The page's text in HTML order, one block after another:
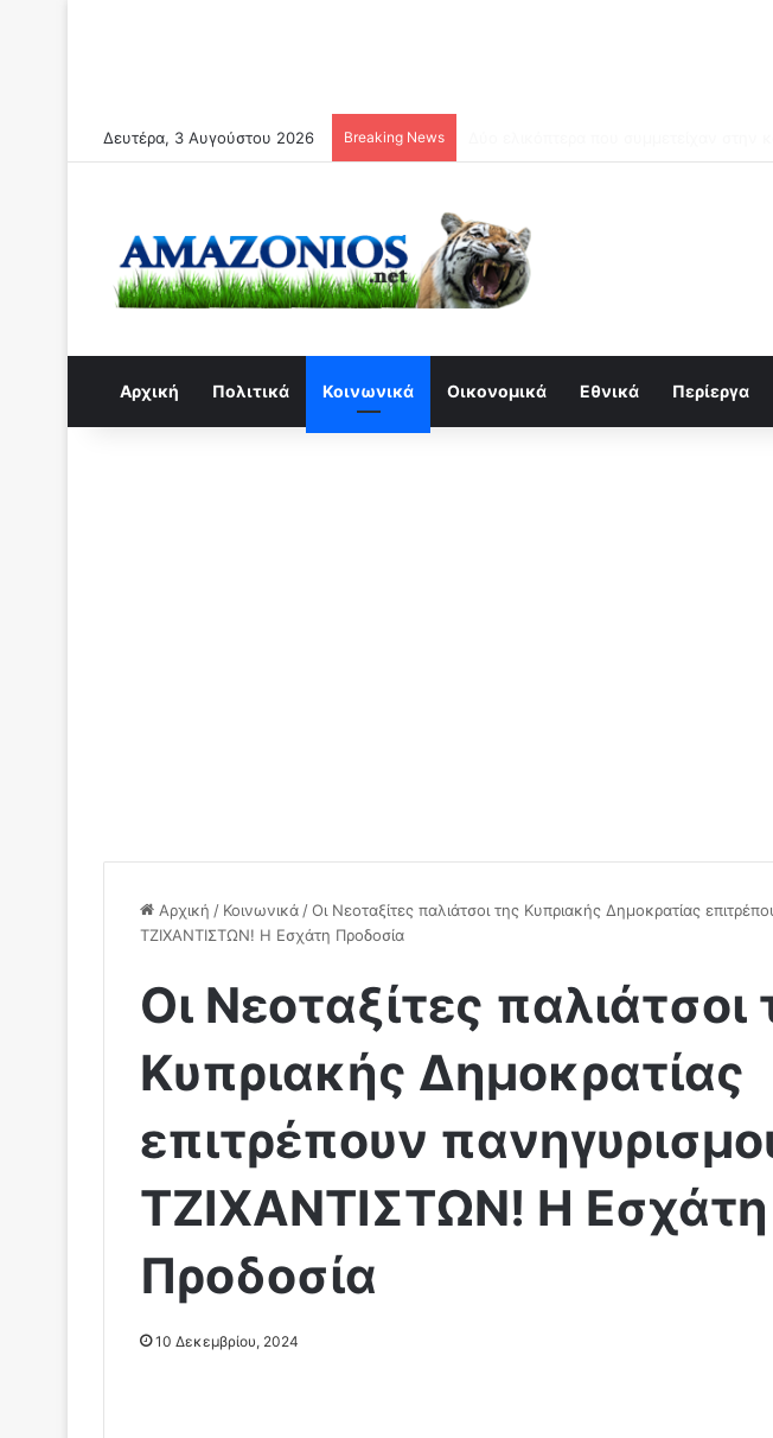
Δευτέρα, 3 Αυγούστου 2026 Breaking News
Αρχική Πολιτικά Κοινωνικά Οικονομικά Εθνικά Περίεργα
Αρχική / Κοινωνικά /Οι Νεοταξίτες παλιάτσοι της Κυπριακής Δημοκρατίας
ΤΖΙΧΑΝΤΙΣΤΩΝ! Η Εσχάτη Προδοσία
Οι Νεοταξίτες παλιάτσοι
Κυπριακής Δημοκρατίας
επιτρέπουν
ΤΖΙΧΑΝΤΙΣΤΩΝ! Η Εσχάτη
Προδοσία
10 Δεκεμβρίου, 2024